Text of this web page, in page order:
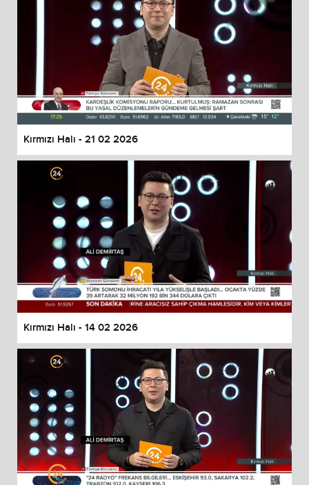
Kırmızı Halı - 21 02 2026
Kırmızı Halı - 14 02 2026